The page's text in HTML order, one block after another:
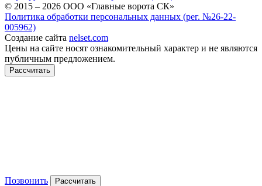
© 2015 – 2026 ООО «Главные ворота СК»
Политика обработки персональных данных (рег. №26-22-
005962)
Создание сайта nelset.com
Цены на сайте носят ознакомительный характер и не являются
публичным предложением.
Рассчитать
Позвонить Рассчитать